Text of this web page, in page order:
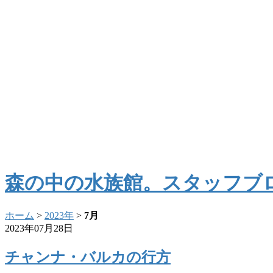
森の中の水族館。スタッフブ
ホーム > 2023年 > 7月
2023年07月28日
チャンナ・バルカの行方